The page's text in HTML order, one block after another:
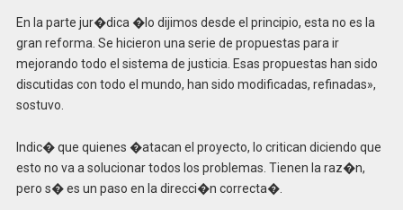
En la parte jur�dica �lo dijimos desde el principio, esta no es la
gran reforma. Se hicieron una serie de propuestas para ir
mejorando todo el sistema de justicia. Esas propuestas han sido
discutidas con todo el mundo, han sido modificadas, refinadas»,
sostuvo.
Indic� que quienes �atacan el proyecto, lo critican diciendo que
esto no va a solucionar todos los problemas. Tienen la raz�n,
pero s� es un paso en la direcci�n correcta�.